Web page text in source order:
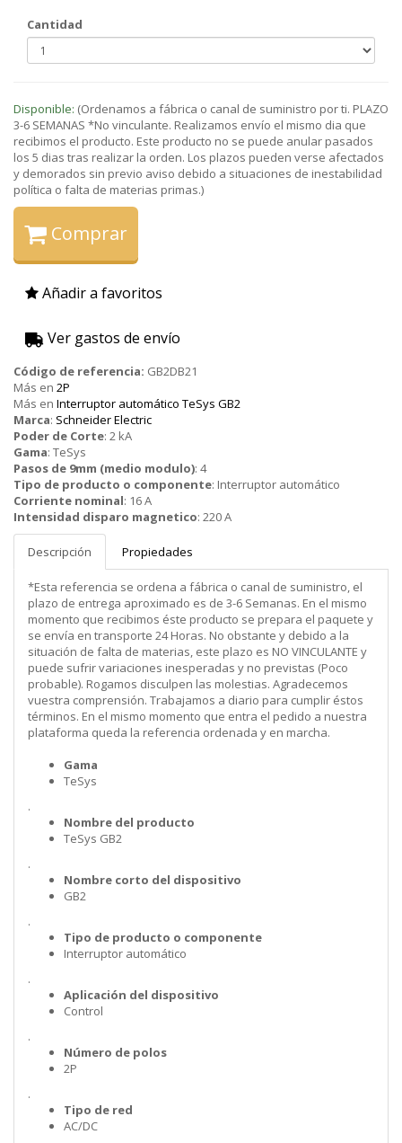
Cantidad
Disponible: (Ordenamos a fábrica o canal de suministro por ti. PLAZO
3-6 SEMANAS *No vinculante. Realizamos envío el mismo dia que
recibimos el producto. Este producto no se puede anular pasados
los 5 dias tras realizar la orden. Los plazos pueden verse afectados
y demorados sin previo aviso debido a situaciones de inestabilidad
política o falta de materias primas.)
Comprar
Añadir a favoritos
Ver gastos de envío
Código de referencia: GB2DB21
Más en 2P
Más en Interruptor automático TeSys GB2
Marca: Schneider Electric
Poder de Corte: 2 kA
Gama: TeSys
Pasos de 9mm (medio modulo): 4
Tipo de producto o componente: Interruptor automático
Corriente nominal: 16 A
Intensidad disparo magnetico: 220 A
Descripción Propiedades
*Esta referencia se ordena a fábrica o canal de suministro, el
plazo de entrega aproximado es de 3-6 Semanas. En el mismo
momento que recibimos éste producto se prepara el paquete y
se envía en transporte 24 Horas. No obstante y debido a la
situación de falta de materias, este plazo es NO VINCULANTE y
puede sufrir variaciones inesperadas y no previstas (Poco
probable). Rogamos disculpen las molestias. Agradecemos
vuestra comprensión. Trabajamos a diario para cumplir éstos
términos. En el mismo momento que entra el pedido a nuestra
plataforma queda la referencia ordenada y en marcha.
Gama
TeSys
.
Nombre del producto
TeSys GB2
.
Nombre corto del dispositivo
GB2
.
Tipo de producto o componente
Interruptor automático
.
Aplicación del dispositivo
Control
.
Número de polos
2P
.
Tipo de red
AC/DC